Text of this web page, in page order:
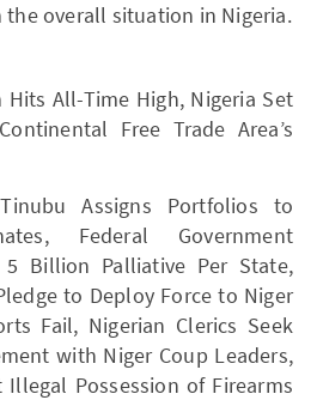
overall situation in Nigeria.
Hits All-Time High, Nigeria Set
Free Trade Area’s
Assigns Portfolios to
Federal Government
5 Billion Palliative Per State,
to Deploy Force to Niger
Fail, Nigerian Clerics Seek
with Niger Coup Leaders,
Illegal Possession of Firearms